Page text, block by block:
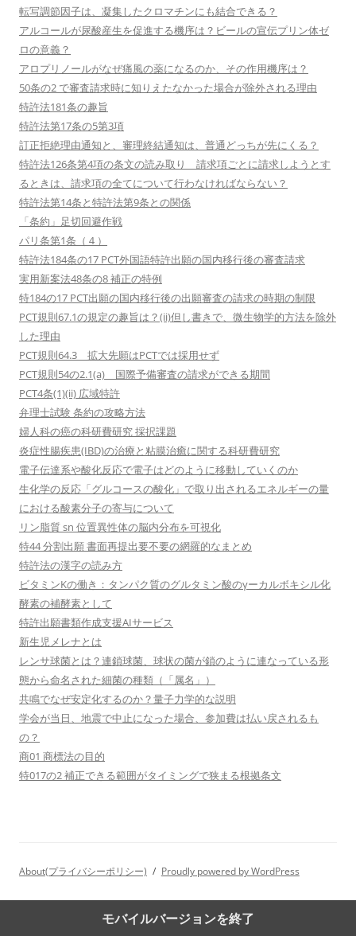
転写調節因子は、凝集したクロマチンにも結合できる？
アルコールが尿酸産生を促進する機序は？ビールの宣伝プリン体ゼ
ロの意義？
アロプリノールがなぜ痛風の薬になるのか、その作用機序は？
50条の2 で審査請求時に知りえたなかった場合が除外される理由
特許法181条の趣旨
特許法第17条の5第3項
訂正拒絶理由通知と、審理終結通知は、普通どっちが先にくる？
特許法126条第4項の条文の読み取り 請求項ごとに請求しようとす
るときは、請求項の全てについて行わなければならない？
特許法第14条と特許法第9条との関係
「条約」足切回避作戦
パリ条第1条（４）
特許法184条の17 PCT外国語特許出願の国内移行後の審査請求
実用新案法48条の8 補正の特例
特184の17 PCT出願の国内移行後の出願審査の請求の時期の制限
PCT規則67.1の規定の趣旨は？(ii)但し書きで、微生物学的方法を除外
した理由
PCT規則64.3 拡大先願はPCTでは採用せず
PCT規則54の2.1(a) 国際予備審査の請求ができる期間
PCT4条(1)(ii) 広域特許
弁理士試験 条約の攻略方法
婦人科の癌の科研費研究 採択課題
炎症性腸疾患(IBD)の治療と粘膜治癒に関する科研費研究
電子伝達系や酸化反応で電子はどのように移動していくのか
生化学の反応「グルコースの酸化」で取り出されるエネルギーの量
における酸素分子の寄与について
リン脂質 sn 位置異性体の脳内分布を可視化
特44 分割出願 書面再提出要不要の網羅的なまとめ
特許法の漢字の読み方
ビタミンKの働き：タンパク質のグルタミン酸のγーカルボキシル化
酵素の補酵素として
特許出願書類作成支援AIサービス
新生児メレナとは
レンサ球菌とは？連鎖球菌、球状の菌が鎖のように連なっている形
態から命名された細菌の種類（「属名」）
共鳴でなぜ安定化するのか？量子力学的な説明
学会が当日、地震で中止になった場合、参加費は払い戻されるも
の？
商01 商標法の目的
特017の2 補正できる範囲がタイミングで狭まる根拠条文
About(プライバシーポリシー) Proudly powered by WordPress
モバイルバージョンを終了